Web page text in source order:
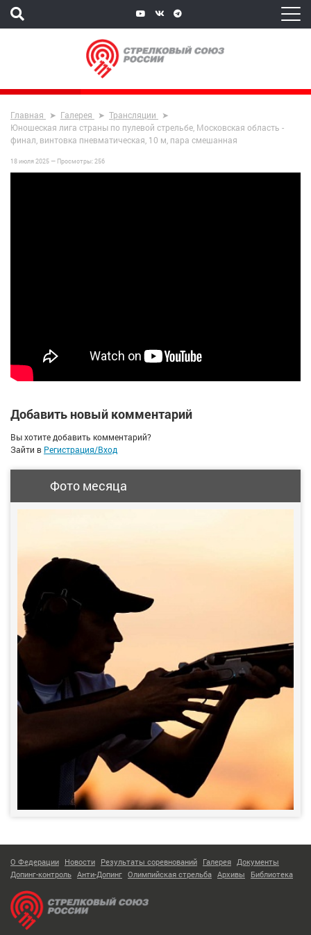
Главная Галерея
Трансляции
Юношеская лига страны по пулевой стрельбе, Московская область -
финал, винтовка пневматическая, 10 м, пара смешанная
18 июля 2025 — Просмотры:256
Добавить новый комментарий
Вы хотите добавить комментарий?
Зайти в Регистрация/Вход
Фото месяца
О Федерации Новости Результаты соревнований Галерея Документы
Допинг-контроль Анти-Допинг Олимпийская стрельба Архивы Библиотека